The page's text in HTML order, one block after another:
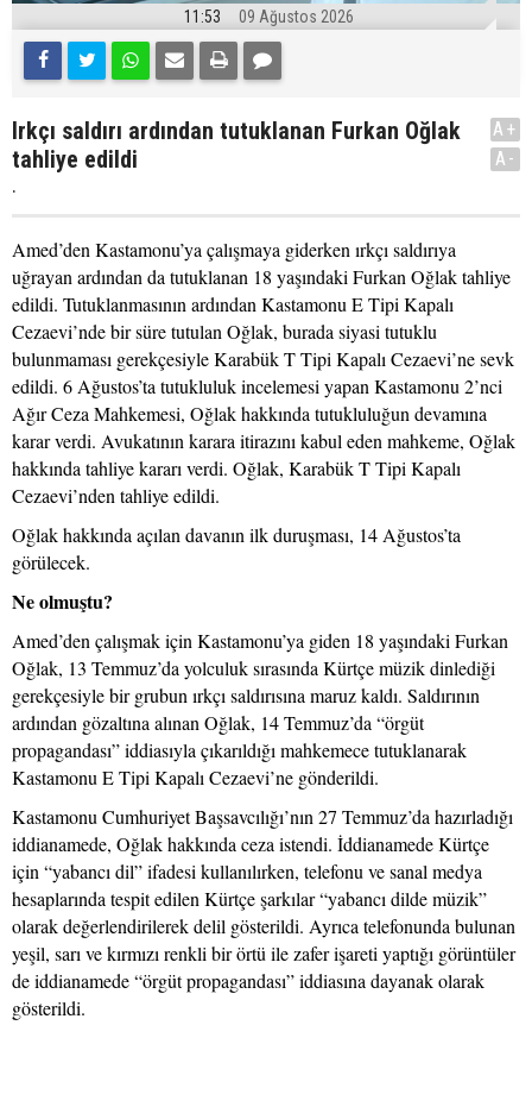
11:53 09 Ağustos 2026
Irkçı saldırı ardından tutuklanan Furkan Oğlak
tahliye edildi
.
A+
A-
Amed’den Kastamonu’ya çalışmaya giderken ırkçı saldırıya
uğrayan ardından da tutuklanan 18 yaşındaki Furkan Oğlak tahliye
edildi. Tutuklanmasının ardından Kastamonu E Tipi Kapalı
Cezaevi’nde bir süre tutulan Oğlak, burada siyasi tutuklu
bulunmaması gerekçesiyle Karabük T Tipi Kapalı Cezaevi’ne sevk
edildi. 6 Ağustos’ta tutukluluk incelemesi yapan Kastamonu 2’nci
Ağır Ceza Mahkemesi, Oğlak hakkında tutukluluğun devamına
karar verdi. Avukatının karara itirazını kabul eden mahkeme, Oğlak
hakkında tahliye kararı verdi. Oğlak, Karabük T Tipi Kapalı
Cezaevi’nden tahliye edildi.
Oğlak hakkında açılan davanın ilk duruşması, 14 Ağustos’ta
görülecek.
Ne olmuştu?
Amed’den çalışmak için Kastamonu’ya giden 18 yaşındaki Furkan
Oğlak, 13 Temmuz’da yolculuk sırasında Kürtçe müzik dinlediği
gerekçesiyle bir grubun ırkçı saldırısına maruz kaldı. Saldırının
ardından gözaltına alınan Oğlak, 14 Temmuz’da “örgüt
propagandası” iddiasıyla çıkarıldığı mahkemece tutuklanarak
Kastamonu E Tipi Kapalı Cezaevi’ne gönderildi.
Kastamonu Cumhuriyet Başsavcılığı’nın 27 Temmuz’da hazırladığı
iddianamede, Oğlak hakkında ceza istendi. İddianamede Kürtçe
için “yabancı dil” ifadesi kullanılırken, telefonu ve sanal medya
hesaplarında tespit edilen Kürtçe şarkılar “yabancı dilde müzik”
olarak değerlendirilerek delil gösterildi. Ayrıca telefonunda bulunan
yeşil, sarı ve kırmızı renkli bir örtü ile zafer işareti yaptığı görüntüler
de iddianamede “örgüt propagandası” iddiasına dayanak olarak
gösterildi.